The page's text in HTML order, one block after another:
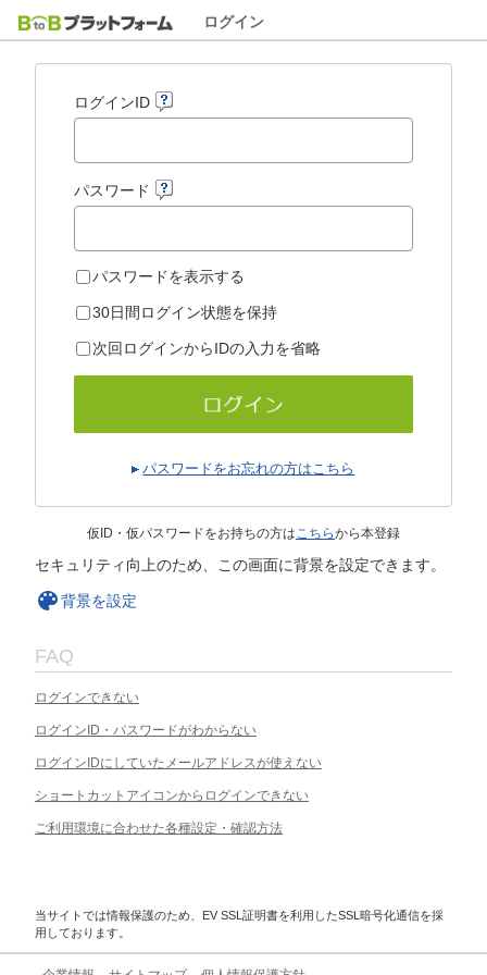
ログイン
ログインID
パスワード
パスワードを表示する
30日間ログイン状態を保持
次回ログインからIDの入力を省略
パスワードをお忘れの方はこちら
仮ID・仮パスワードをお持ちの方はこちらから本登録
セキュリティ向上のため、この画面に背景を設定できます。
背景を設定
FAQ
ログインできない
ログインID・パスワードがわからない
ログインIDにしていたメールアドレスが使えない
ショートカットアイコンからログインできない
ご利用環境に合わせた各種設定・確認方法
当サイトでは情報保護のため、EV SSL証明書を利用したSSL暗号化通信を採
用しております。